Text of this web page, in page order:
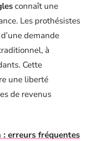
connaît une
Les prothésistes
demande
à
Cette
une liberté
de revenus
: erreurs fréquentes